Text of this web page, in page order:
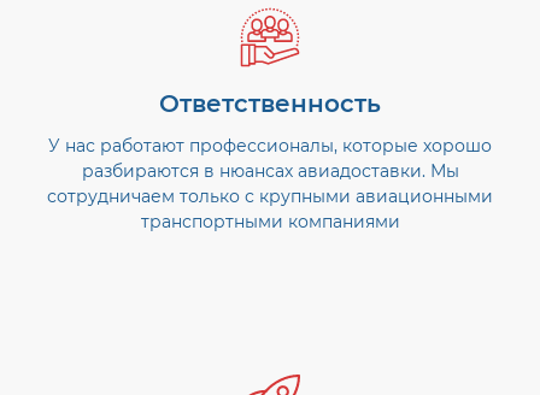
Ответственность
У нас работают профессионалы, которые хорошо
разбираются в нюансах авиадоставки. Мы
сотрудничаем только с крупными авиационными
транспортными компаниями